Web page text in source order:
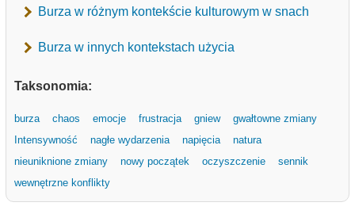
Burza w różnym kontekście kulturowym w snach
Burza w innych kontekstach użycia
Taksonomia:
burza chaos emocje frustracja gniew
gwałtowne zmiany
Intensywność
nagłe wydarzenia napięcia
natura
nieuniknione zmiany
nowy początek oczyszczenie
sennik
wewnętrzne konflikty